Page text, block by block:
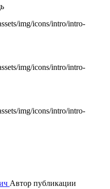
Автор публикации